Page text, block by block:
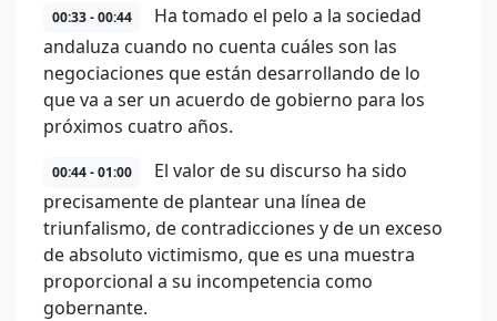
00:33 - 00:44
Ha tomado el pelo a la sociedad
andaluza cuando no cuenta cuáles son las
negociaciones que están desarrollando de lo
que va a ser un acuerdo de gobierno para los
próximos cuatro años.
00:44 - 01:00
El valor de su discurso ha sido
precisamente de plantear una línea de
triunfalismo, de contradicciones y de un exceso
de absoluto victimismo, que es una muestra
proporcional a su incompetencia como
gobernante.